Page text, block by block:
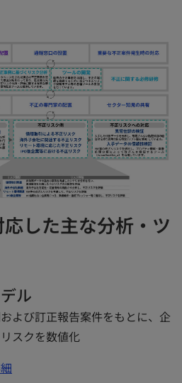
した主な分析・ツ
ル
よび訂正報告案件をもとに、企
スクを数値化